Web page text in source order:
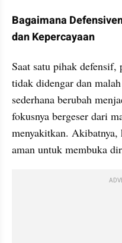
Bagaimana
dan Kepercayaan
Saat satu pihak defensif,
tidak didengar dan
sederhana berubah
fokusnya bergeser dari
menyakitkan. Akibatnya,
aman untuk membuka